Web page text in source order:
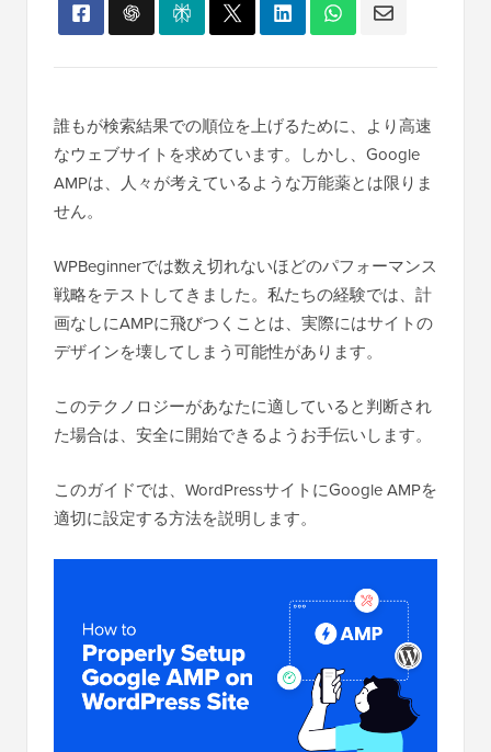
誰もが検索結果での順位を上げるために、より高速
なウェブサイトを求めています。しかし、Google
AMPは、人々が考えているような万能薬とは限りま
せん。
WPBeginnerでは数え切れないほどのパフォーマンス
戦略をテストしてきました。私たちの経験では、計
画なしにAMPに飛びつくことは、実際にはサイトの
デザインを壊してしまう可能性があります。
このテクノロジーがあなたに適していると判断され
た場合は、安全に開始できるようお手伝いします。
このガイドでは、WordPressサイトにGoogle AMPを
適切に設定する方法を説明します。